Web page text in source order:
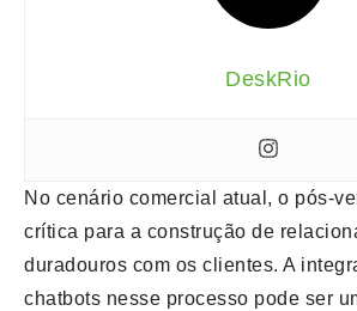
No cenário comercial atual, o pós-
crítica para a construção de
duradouros com os clientes. A
chatbots nesse processo pode ser
DeskRio